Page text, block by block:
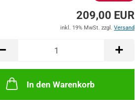
209,00 EUR
inkl. 19% MwSt. zzgl. Versand
In den Warenkorb